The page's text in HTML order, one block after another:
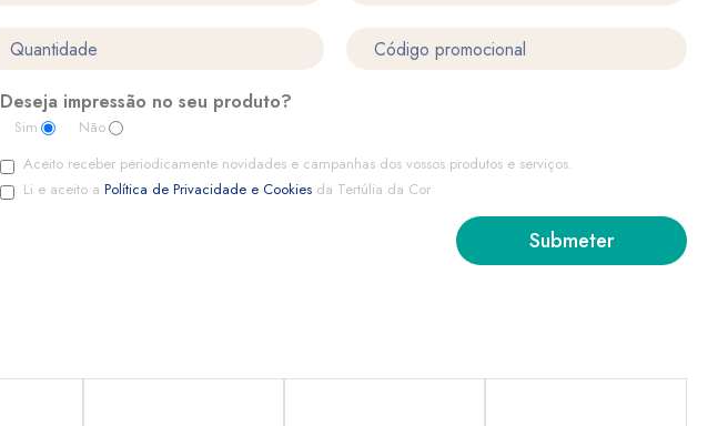
Deseja impressão no seu produto?
Sim
Não
Aceito receber periodicamente novidades e campanhas dos vossos produtos e serviços.
Li e aceito a Política de Privacidade e Cookies da Tertúlia da Cor